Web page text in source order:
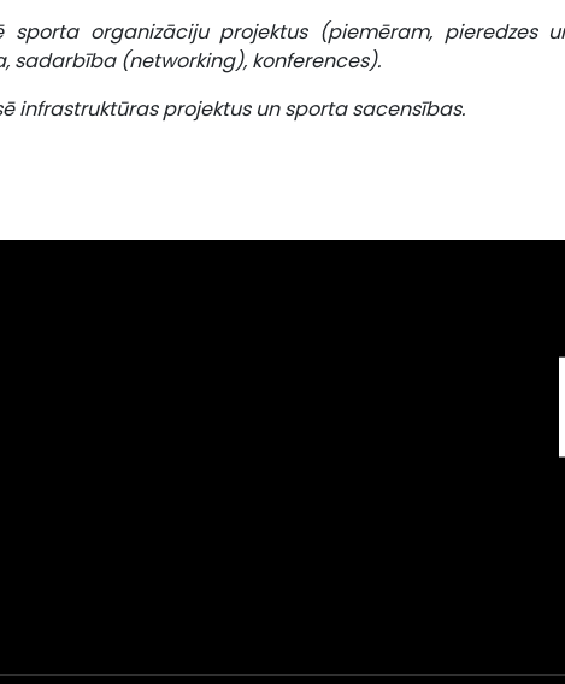
sporta organizāciju projektus (piemēram, pieredzes
sadarbība (networking), konferences).
infrastruktūras projektus un sporta sacensības.